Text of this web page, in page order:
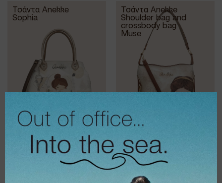
Τσάντα Anekke
Sophia
97,95
68,57
Τσάντα Anekke
Shoulder bag and
crossbody bag
Muse
€93,95
€65,77